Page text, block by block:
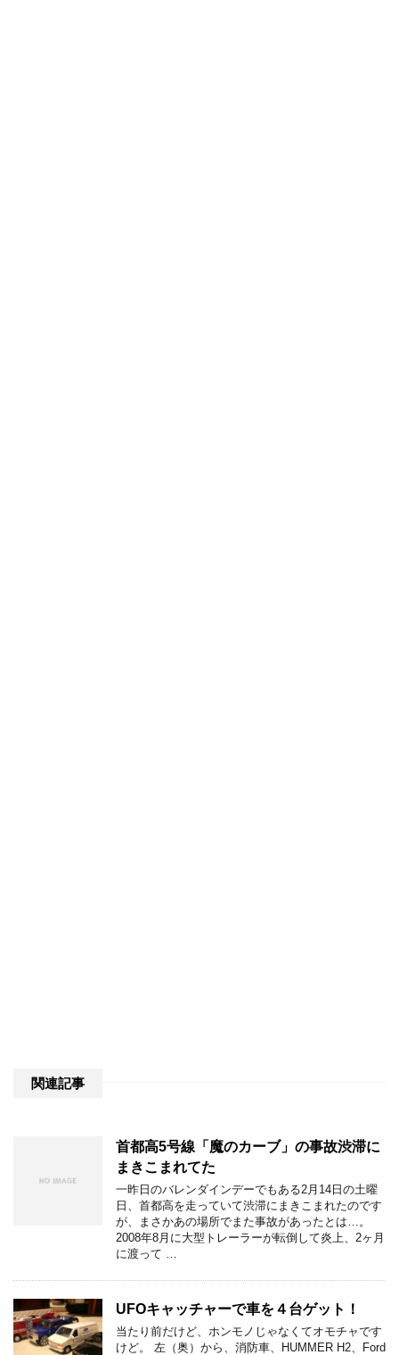
関連記事
首都高5号線「魔のカーブ」の事故渋滞に
まきこまれてた
一昨日のバレンダインデーでもある2月14日の土曜
日、首都高を走っていて渋滞にまきこまれたのです
が、まさかあの場所でまた事故があったとは…。
2008年8月に大型トレーラーが転倒して炎上、2ヶ月
に渡って …
UFOキャッチャーで車を４台ゲット！
当たり前だけど、ホンモノじゃなくてオモチャです
けど。 左（奥）から、消防車、HUMMER H2、Ford